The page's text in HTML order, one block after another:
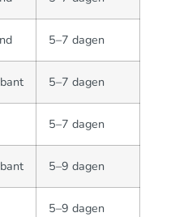
5–7 dagen
5–7 dagen
5–7 dagen
5–9 dagen
5–9 dagen